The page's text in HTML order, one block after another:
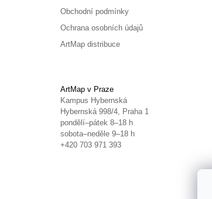
Obchodní podmínky
Ochrana osobních údajů
ArtMap distribuce
ArtMap v Praze
Kampus Hybernská
Hybernská 998/4, Praha 1
pondělí–pátek 8–18 h
sobota–neděle 9–18 h
+420 703 971 393